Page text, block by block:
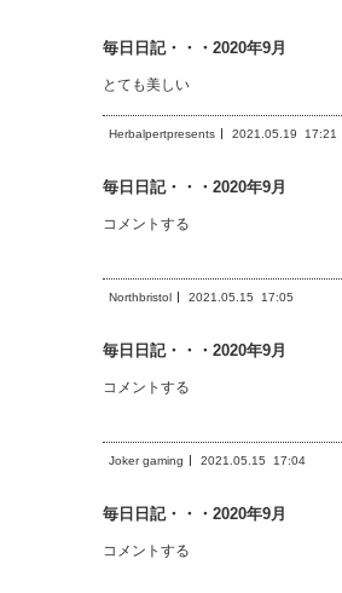
毎日日記・・・2020年9月
とても美しい
Herbalpertpresents 2021.05.19 17:21
毎日日記・・・2020年9月
コメントする
Northbristol 2021.05.15 17:05
毎日日記・・・2020年9月
コメントする
Joker gaming 2021.05.15 17:04
毎日日記・・・2020年9月
コメントする